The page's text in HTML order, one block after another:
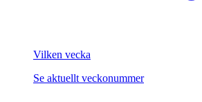
Vilken vecka
Se aktuellt veckonummer